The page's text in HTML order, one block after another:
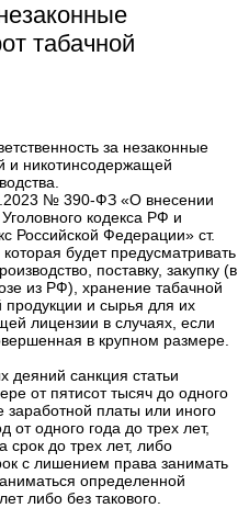
табачной
за незаконные
и никотинсодержащей
№ 390-ФЗ «О внесении
кодекса РФ и
Российской Федерации» ст.
будет предусматривать
поставку, закупку (в
из РФ), хранение табачной
и сырья для их
лицензии в случаях, если
в крупном размере.
санкция статьи
от пятисот тысяч до одного
платы или иного
от одного года до трех лет,
срок до трех лет, либо
с лишением права занимать
определенной
либо без такового.